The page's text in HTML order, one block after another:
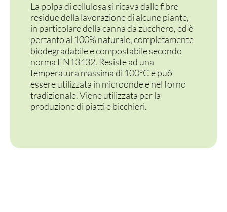
PERSONALIZZATI
La polpa di cellulosa si ricava dalle fibre
residue della lavorazione di alcune piante,
in particolare della canna da zucchero, ed è
pertanto al 100% naturale, completamente
biodegradabile e compostabile secondo
norma EN13432. Resiste ad una
temperatura massima di 100°C e può
essere utilizzata in microonde e nel forno
tradizionale. Viene utilizzata per la
produzione di piatti e bicchieri.